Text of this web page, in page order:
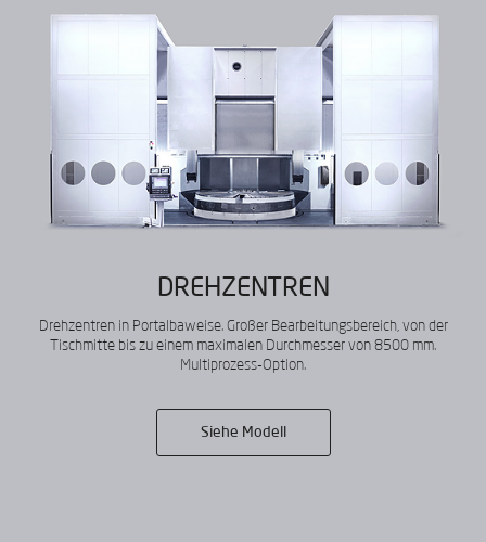
DREHZENTREN
Drehzentren in Portalbaweise. Großer Bearbeitungsbereich, von der
Tischmitte bis zu einem maximalen Durchmesser von 8500 mm.
Multiprozess-Option.
Siehe Modell
KONTAKT US
Füllen Sie das Formular aus und